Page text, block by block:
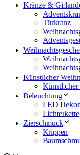
Kränze &
Türkranz
Künstlicher
Künstlicher
Beleuchtung
LED
Lichterkette
Zierschmuck
Krippen